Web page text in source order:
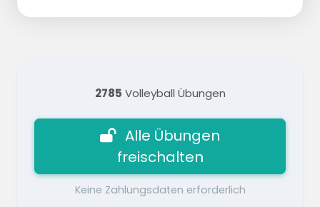
2785 Volleyball Übungen
Alle Übungen
freischalten
Keine Zahlungsdaten erforderlich